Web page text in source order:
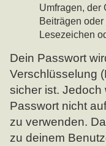
Umfragen, der
Beiträgen
Lesezeichen
Dein Passwort
Verschlüsselung
sicher ist. Jedoch
Passwort nicht
zu verwenden.
zu deinem